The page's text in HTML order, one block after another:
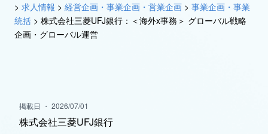
> 求人情報 > 経営企画・事業企画・営業企画 > 事業企画・事業
統括 > 株式会社三菱UFJ銀行：＜海外x事務＞ グローバル戦略
企画・グローバル運営
掲載日 ・ 2026/07/01
株式会社三菱UFJ銀行